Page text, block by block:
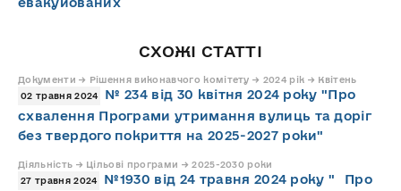
СХОЖІ СТАТТІ
Документи → Рішення виконавчого комітету → 2024 рік → Квітень
02 травня 2024
№ 234 від 30 квітня 2024 року "Про
схвалення Програми утримання вулиць та доріг
без твердого покриття на 2025-2027 роки"
Діяльність → Цільові програми → 2025-2030 роки
27 травня 2024
№1930 від 24 травня 2024 року " Про